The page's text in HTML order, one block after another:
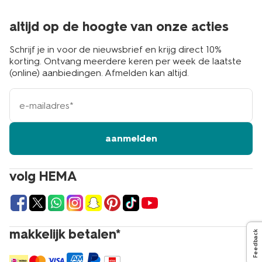
volg HEMA
makkelijk betalen*
altijd op de hoogte van onze acties
Schrijf je in voor de nieuwsbrief en krijg direct 10%
korting. Ontvang meerdere keren per week de laatste
(online) aanbiedingen. Afmelden kan altijd.
e-
mailadres
aanmelden
Feedback